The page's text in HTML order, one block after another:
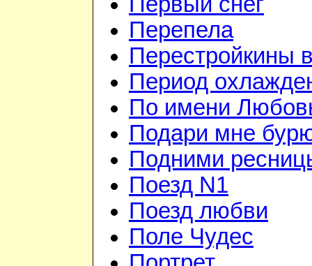
Перепела
Перестройкины
Период
По имени
Подари мне
Подними
Поезд N1
Поезд любви
Поле Чудес